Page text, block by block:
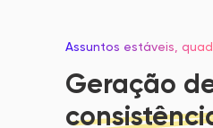
Assuntos estáveis,
Geração